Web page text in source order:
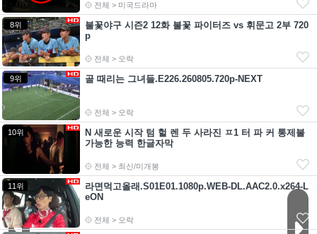
전체 > 미국드라마
8위
불꽃야구 시즌2 12화 불꽃 파이터즈 vs 휘문고 2부 720
p
전체 > 오락
9위 골 때리는 그녀들.E226.260805.720p-NEXT
전체 > 오락
10위
N 새로운 시작 텀 헐 렌 두 사라진 ㅍ1 터 파 커 통제불
가능한 능력 한글자막
전체 > 최신/미개봉
11위
라면먹고올래.S01E01.1080p.WEB-DL.AAC2.0.x264-L
eON
전체 > 오락